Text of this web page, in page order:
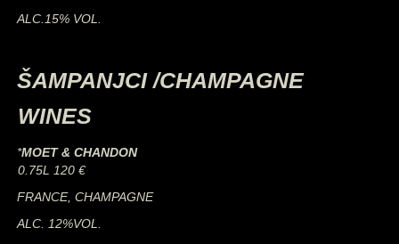
ALC.15% VOL.
ŠAMPANJCI /CHAMPAGNE
WINES
*MOET & CHANDON
0.75L 120 €
FRANCE, CHAMPAGNE
ALC. 12%VOL.